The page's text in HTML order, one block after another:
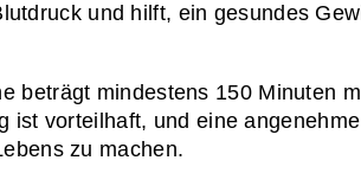
und hilft, ein gesundes
beträgt mindestens 150 Minuten
ist vorteilhaft, und eine
zu machen.